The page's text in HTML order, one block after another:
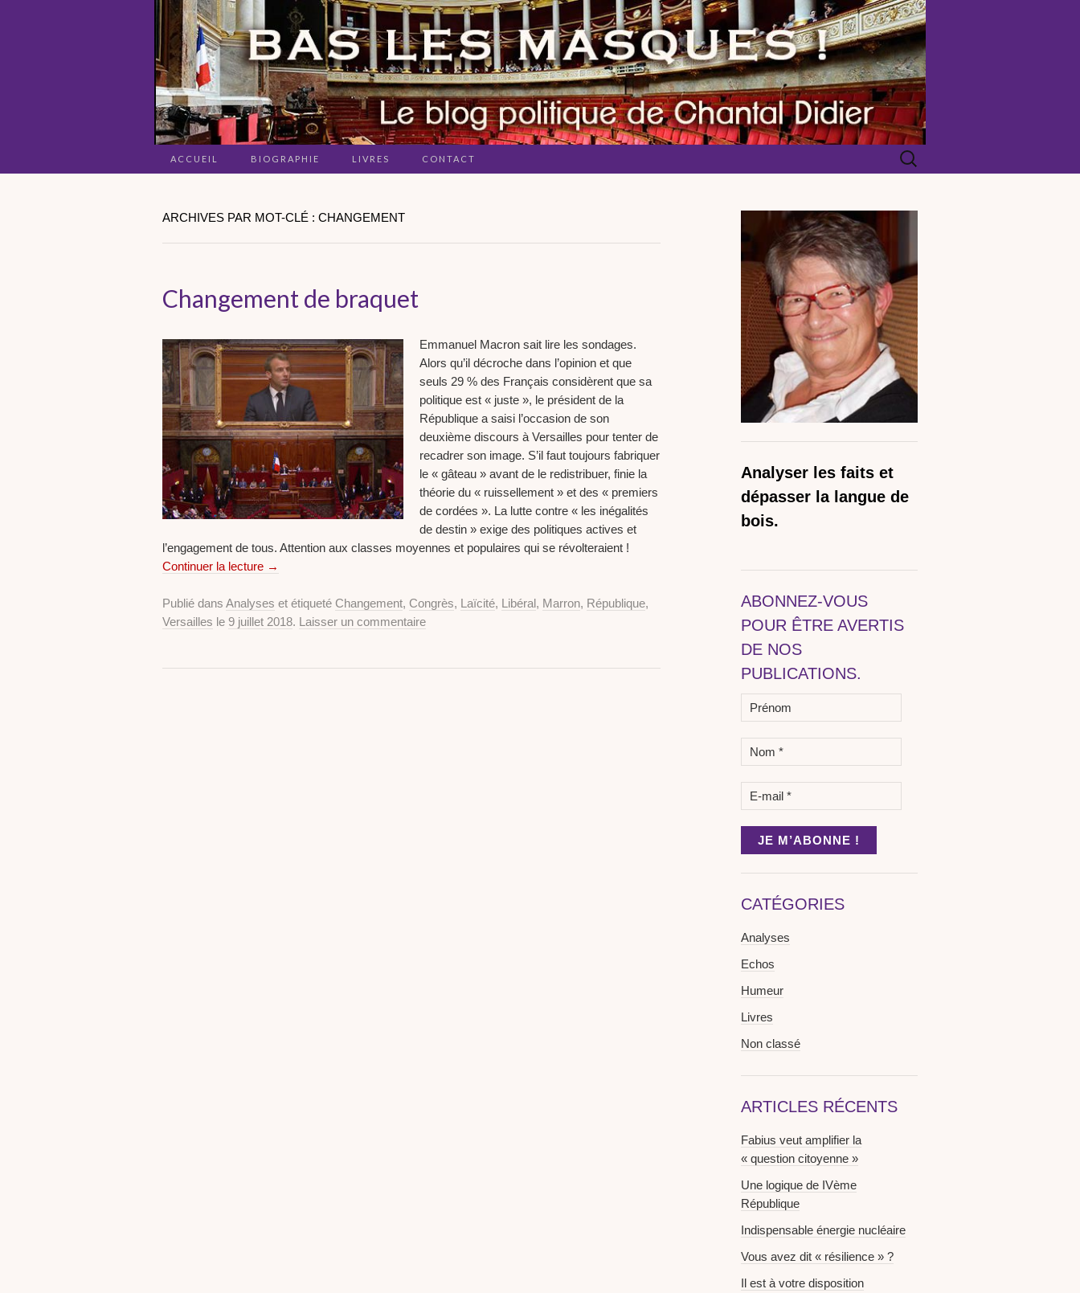
ACCUEIL BIOGRAPHIE LIVRES CONTACT Rechercher :
ARCHIVES PAR MOT-CLÉ : CHANGEMENT
Changement de braquet
Emmanuel Macron sait lire les sondages.
Alors qu’il décroche dans l’opinion et que
seuls 29 % des Français considèrent que sa
politique est « juste », le président de la
République a saisi l’occasion de son
deuxième discours à Versailles pour tenter de
recadrer son image. S’il faut toujours fabriquer
le « gâteau » avant de le redistribuer, finie la
théorie du « ruissellement » et des « premiers
de cordées ». La lutte contre « les inégalités
de destin » exige des politiques actives et
l’engagement de tous. Attention aux classes moyennes et populaires qui se révolteraient !
Continuer la lecture →
Publié dans Analyses et étiqueté Changement, Congrès, Laïcité, Libéral, Marron, République,
Versailles le 9 juillet 2018. Laisser un commentaire
Analyser les faits et
dépasser la langue de
bois.
ABONNEZ-VOUS
POUR ÊTRE AVERTIS
DE NOS
PUBLICATIONS.
CATÉGORIES
Analyses
Echos
Humeur
Livres
Non classé
ARTICLES RÉCENTS
Fabius veut amplifier la
« question citoyenne »
Une logique de IVème
République
Indispensable énergie nucléaire
Vous avez dit « résilience » ?
Il est à votre disposition